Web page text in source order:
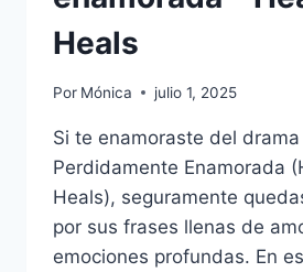
Heals
Por Mónica julio 1, 2025
Si te enamoraste del
Perdidamente Enamorada
Heals), seguramente
por sus frases llenas de
emociones profundas. En